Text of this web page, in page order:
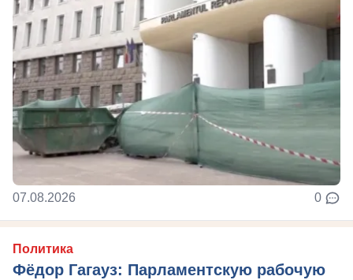
07.08.2026 0
Политика
Фёдор Гагауз: Парламентскую рабочую